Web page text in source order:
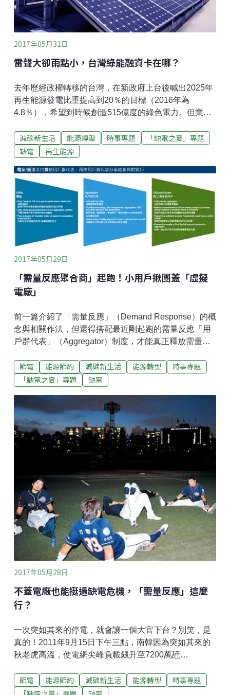
2017年05月31日
雷聲大卻雨點小，台灣綠能融資卡在哪？
去年歷經政權轉移的台灣，在新政府上台後喊出2025年
再生能源發電比重提高到20％的目標（2016年為
4.8％），希望到時候創造515億度的綠色電力。但業界
達電子文教基金會與IC之音竹科廣播電台合作節目「氣
候戰役在台灣」，邀請在台最早切入綠能融資和太陽能
法，到底投資綠能發電是不是一門好生意？有什麼難以
跨越的融資障礙？讓我們一起搞清楚、弄明白！節目主
題：「碳金融是啥碗糕？」系列三 綠能融資大不易？到
底卡在哪？ 從中小企業節能做起，成差異化競爭利基
高：今年成立40年的「中租迪和」，長年來一直是台灣
的設備租賃業龍頭，也是最早主動投入綠能融資的本土
金融業者之一，請問當初投入的動機是什麼？陳：從幾
年前的《京都議定書》到哥本哈根氣候會議，中租就發
現能源和環保議題是未來台灣產業轉型或企業發展的重
要課題。多年來中
減碳新生活 能源轉型 時事專題
「缺電之夏」專題
缺電
再生能源
2017年05月29日
「需量反應聚合商」起跑！小用戶揪團蓋「虛擬
電廠」
前一篇介紹了「需量反應」（Demand Response）的概
念與相關作法，但還得搭配最近剛起跑的需量反應「用
戶群代表」（Aggregator）制度，才能真正釋放需量反
10％的尖峰用電需求，評估全台應有1500～3500MW的
潛力。5月起，台電將試行兩年「需量反應聚合商」制
公司」（EnerNOC Taiwan）得標。本文整理「氣候戰
役在台灣」廣播節目採訪「台灣安奈諾克公司」
（EnerNOC Taiwan）總經理林美真的對談精華，告訴
你一般小商家和老百姓如何參與其中？節目主題：幫忙
節電還有錢賺？全台首見「需量反應聚合商」來了！
高：今夏「缺電」疑雲揮之不去，政府寄望「需量反
應」發揮作用。請林總經理幫聽眾們解釋一下什麼是需
量反應？對台灣今後的缺電危機能幫上什麼忙？林：台
電電網可分成兩個層面，一是
節電 能源節約 減碳新生活 能源轉型
時事專題
「缺電之夏」專題
缺電
2017年05月28日
不蓋電廠也能挺過缺電危機，「需量反應」這麼
行？
一次突如其來的停電，就會讓一個大官下台？別笑，是
真的！2011年9月15日下午三點，南韓因為突如其來的
秋老虎高溫，使電網尖峰負載飆升至7200萬瓩
萬瓩（64 GW），結果造成全國無預警斷電數小時，影
響超過600萬用戶，不僅交通、電信、工廠作業大亂，
節電 能源節約 減碳新生活 能源轉型
時事專題